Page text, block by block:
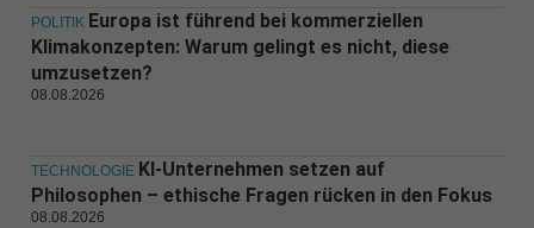
POLITIK Europa ist führend bei kommerziellen
Klimakonzepten: Warum gelingt es nicht, diese
umzusetzen?
08.08.2026
TECHNOLOGIE KI-Unternehmen setzen auf
Philosophen – ethische Fragen rücken in den Fokus
08.08.2026